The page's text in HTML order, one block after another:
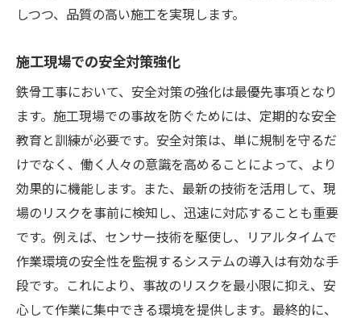
しつつ、品質の高い施工を実現します。
施工現場での安全対策強化
鉄骨工事において、安全対策の強化は最優先事項となり
ます。施工現場での事故を防ぐためには、定期的な安全
教育と訓練が必要です。安全対策は、単に規制を守るだ
けでなく、働く人々の意識を高めることによって、より
効果的に機能します。また、最新の技術を活用して、現
場のリスクを事前に検知し、迅速に対応することも重要
です。例えば、センサー技術を駆使し、リアルタイムで
作業環境の安全性を監視するシステムの導入は有効な手
段です。これにより、事故のリスクを最小限に抑え、安
心して作業に集中できる環境を提供します。最終的に、